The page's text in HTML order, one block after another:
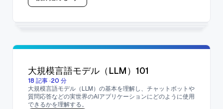
大規模言語モデル（LLM）101
18 記事·20 分
大規模言語モデル（LLM）の基本を理解し、チャットボットや
質問応答などの実世界のAIアプリケーションにどのように使用
できるかを理解する。